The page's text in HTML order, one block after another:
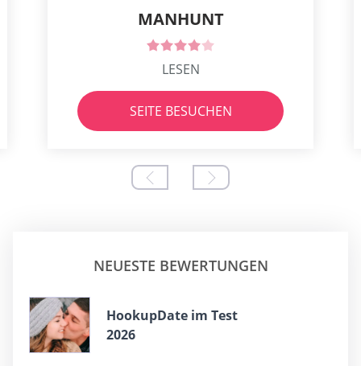
MANHUNT
LESEN
SEITE BESUCHEN
NEUESTE BEWERTUNGEN
HookupDate im Test
2026